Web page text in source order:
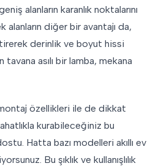
alanların karanlık noktalarını
alanların diğer bir avantajı da,
derinlik ve boyut hissi
asılı bir lamba, mekana
özellikleri ile de dikkat
kurabileceğiniz bu
Hatta bazı modelleri akıllı ev
Bu şıklık ve kullanışlılık